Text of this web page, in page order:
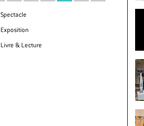
Spectacle
Exposition
Livre & Lecture